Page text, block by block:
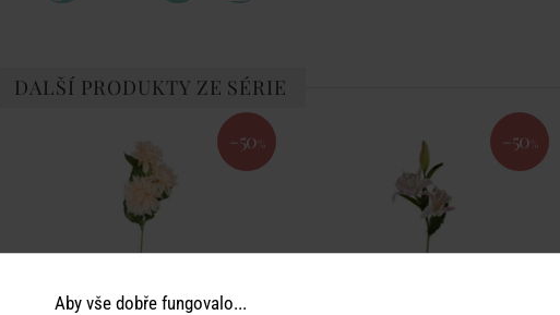
DALŠÍ PRODUKTY ZE SÉRIE
-50 % -50 %
Aby vše dobře fungovalo...